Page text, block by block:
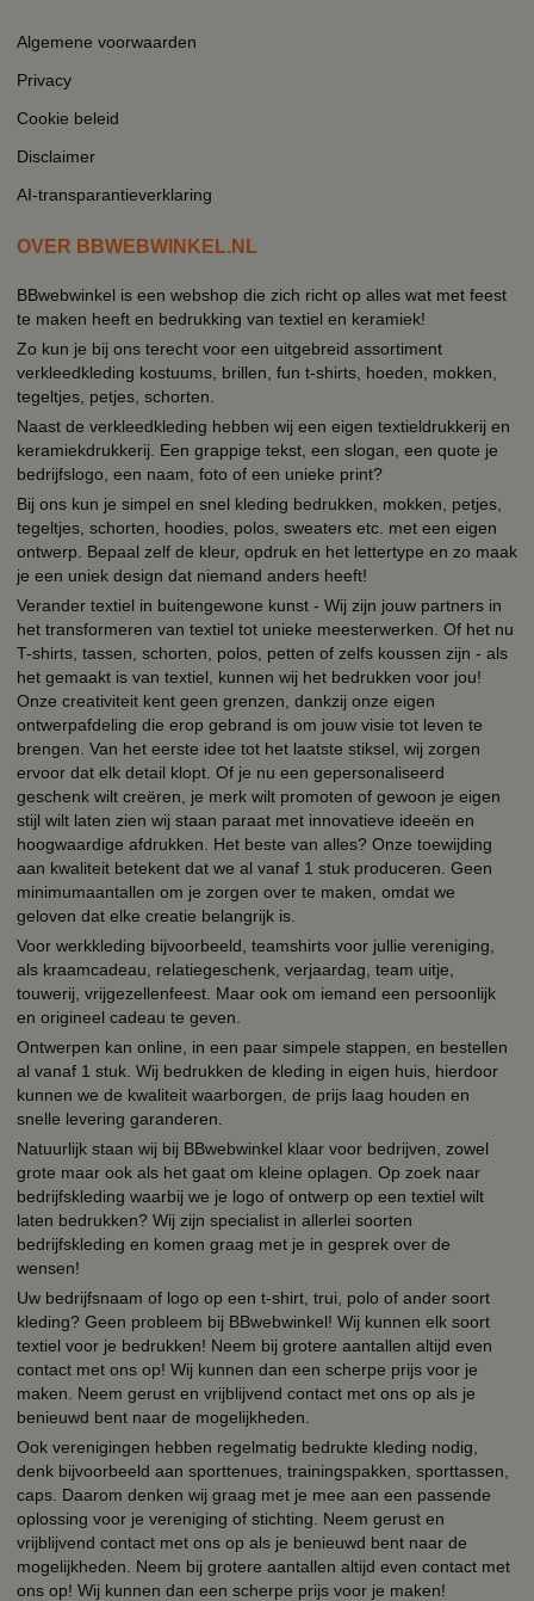
Algemene voorwaarden
Privacy
Cookie beleid
Disclaimer
AI-transparantieverklaring
OVER BBWEBWINKEL.NL
BBwebwinkel is een webshop die zich richt op alles wat met feest
te maken heeft en bedrukking van textiel en keramiek!
Zo kun je bij ons terecht voor een uitgebreid assortiment
verkleedkleding kostuums, brillen, fun t-shirts, hoeden, mokken,
tegeltjes, petjes, schorten.
Naast de verkleedkleding hebben wij een eigen textieldrukkerij en
keramiekdrukkerij. Een grappige tekst, een slogan, een quote je
bedrijfslogo, een naam, foto of een unieke print?
Bij ons kun je simpel en snel kleding bedrukken, mokken, petjes,
tegeltjes, schorten, hoodies, polos, sweaters etc. met een eigen
ontwerp. Bepaal zelf de kleur, opdruk en het lettertype en zo maak
je een uniek design dat niemand anders heeft!
Verander textiel in buitengewone kunst - Wij zijn jouw partners in
het transformeren van textiel tot unieke meesterwerken. Of het nu
T-shirts, tassen, schorten, polos, petten of zelfs koussen zijn - als
het gemaakt is van textiel, kunnen wij het bedrukken voor jou!
Onze creativiteit kent geen grenzen, dankzij onze eigen
ontwerpafdeling die erop gebrand is om jouw visie tot leven te
brengen. Van het eerste idee tot het laatste stiksel, wij zorgen
ervoor dat elk detail klopt. Of je nu een gepersonaliseerd
geschenk wilt creëren, je merk wilt promoten of gewoon je eigen
stijl wilt laten zien wij staan paraat met innovatieve ideeën en
hoogwaardige afdrukken. Het beste van alles? Onze toewijding
aan kwaliteit betekent dat we al vanaf 1 stuk produceren. Geen
minimumaantallen om je zorgen over te maken, omdat we
geloven dat elke creatie belangrijk is.
Voor werkkleding bijvoorbeeld, teamshirts voor jullie vereniging,
als kraamcadeau, relatiegeschenk, verjaardag, team uitje,
touwerij, vrijgezellenfeest. Maar ook om iemand een persoonlijk
en origineel cadeau te geven.
Ontwerpen kan online, in een paar simpele stappen, en bestellen
al vanaf 1 stuk. Wij bedrukken de kleding in eigen huis, hierdoor
kunnen we de kwaliteit waarborgen, de prijs laag houden en
snelle levering garanderen.
Natuurlijk staan wij bij BBwebwinkel klaar voor bedrijven, zowel
grote maar ook als het gaat om kleine oplagen. Op zoek naar
bedrijfskleding waarbij we je logo of ontwerp op een textiel wilt
laten bedrukken? Wij zijn specialist in allerlei soorten
bedrijfskleding en komen graag met je in gesprek over de
wensen!
Uw bedrijfsnaam of logo op een t-shirt, trui, polo of ander soort
kleding? Geen probleem bij BBwebwinkel! Wij kunnen elk soort
textiel voor je bedrukken! Neem bij grotere aantallen altijd even
contact met ons op! Wij kunnen dan een scherpe prijs voor je
maken. Neem gerust en vrijblijvend contact met ons op als je
benieuwd bent naar de mogelijkheden.
Ook verenigingen hebben regelmatig bedrukte kleding nodig,
denk bijvoorbeeld aan sporttenues, trainingspakken, sporttassen,
caps. Daarom denken wij graag met je mee aan een passende
oplossing voor je vereniging of stichting. Neem gerust en
vrijblijvend contact met ons op als je benieuwd bent naar de
mogelijkheden. Neem bij grotere aantallen altijd even contact met
ons op! Wij kunnen dan een scherpe prijs voor je maken!